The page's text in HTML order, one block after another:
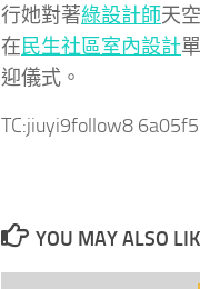
行她對著綠設計師天
在民生社區室內設計
迎儀式。
TC:jiuyi9follow8
YOU MAY ALSO